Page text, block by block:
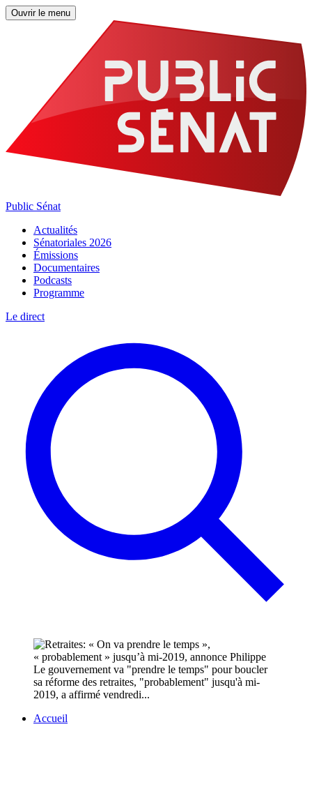
Ouvrir le menu
Public Sénat
Actualités
Sénatoriales 2026
Émissions
Documentaires
Podcasts
Programme
Le direct
Le gouvernement va "prendre le temps" pour boucler
sa réforme des retraites, "probablement" jusqu'à mi-
2019, a affirmé vendredi...
Accueil